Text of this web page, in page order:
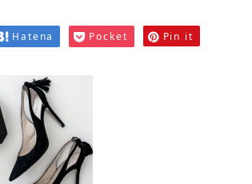
Hatena Pocket Pin it